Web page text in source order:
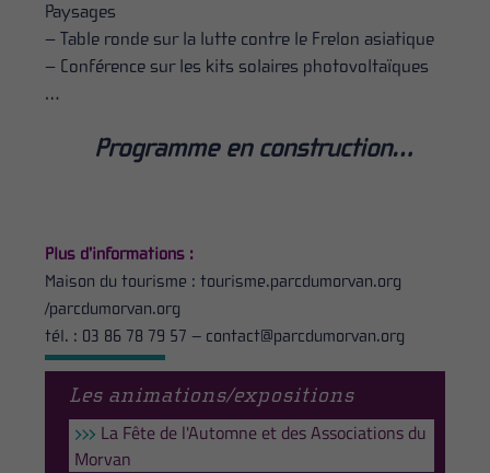
Les animations/expositions
La Fête de l'Automne et des Associations du
Morvan
Paysages
– Table ronde sur la lutte contre le Frelon asiatique
– Conférence sur les kits solaires photovoltaïques
…
Programme en construction…
Plus d’informations :
Maison du tourisme : tourisme.parcdumorvan.org
/parcdumorvan.org
tél. : 03 86 78 79 57 – contact@parcdumorvan.org